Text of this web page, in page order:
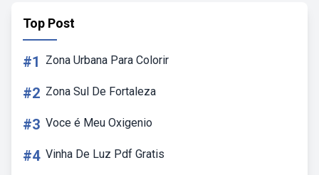
Top Post
#1 Zona Urbana Para Colorir
#2 Zona Sul De Fortaleza
#3 Voce é Meu Oxigenio
#4 Vinha De Luz Pdf Gratis